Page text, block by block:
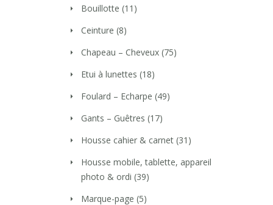
Bouillotte (11)
Ceinture (8)
Chapeau – Cheveux (75)
Etui à lunettes (18)
Foulard – Echarpe (49)
Gants – Guêtres (17)
Housse cahier & carnet (31)
Housse mobile, tablette, appareil
photo & ordi (39)
Marque-page (5)